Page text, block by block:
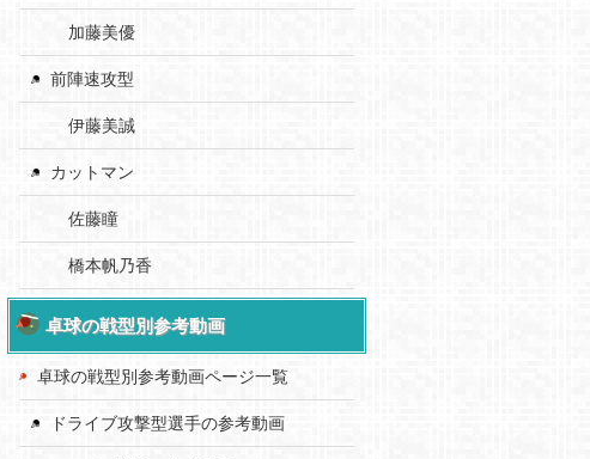
加藤美優
前陣速攻型
伊藤美誠
カットマン
佐藤瞳
橋本帆乃香
卓球の戦型別参考動画
卓球の戦型別参考動画ページ一覧
ドライブ攻撃型選手の参考動画